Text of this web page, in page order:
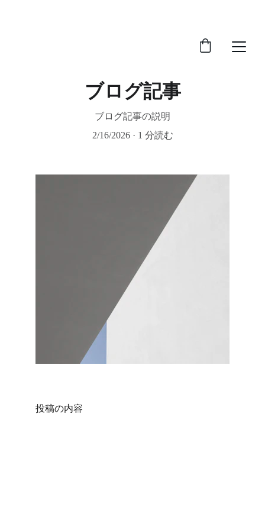
ブログ記事
ブログ記事の説明
2/16/2026
1 分読む
投稿の内容